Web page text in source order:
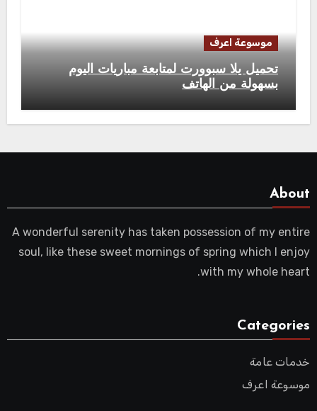
موسوعة اعرف
تحميل يلا سبوورت لمتابعة مباريات اليوم
بسهولة من الهاتف
About
A wonderful serenity has taken possession of my entire
soul, like these sweet mornings of spring which I enjoy
with my whole heart.
Categories
خدمات عامة
موسوعة اعرف